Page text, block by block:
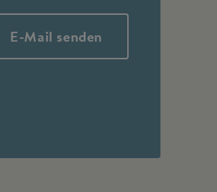
E-Mail senden